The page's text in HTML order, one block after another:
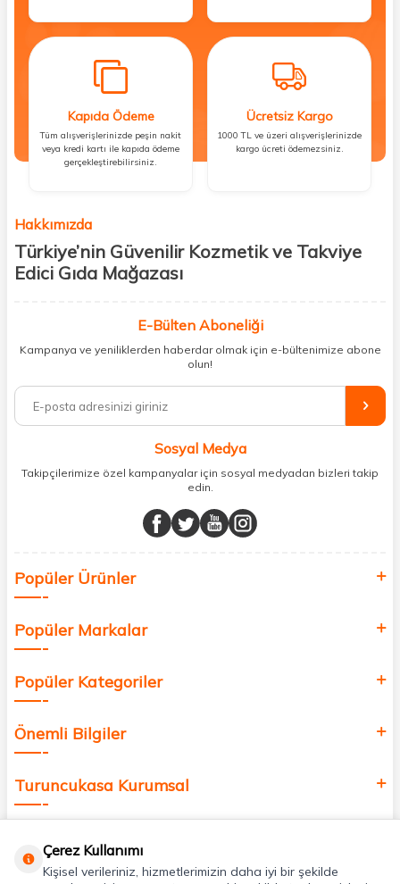
Kapıda Ödeme
Tüm alışverişlerinizde peşin nakit
veya kredi kartı ile kapıda ödeme
gerçekleştirebilirsiniz.
Ücretsiz Kargo
1000 TL ve üzeri alışverişlerinizde
kargo ücreti ödemezsiniz.
Hakkımızda
Türkiye’nin Güvenilir Kozmetik ve Takviye
Edici Gıda Mağazası
kişisel bakım hem de takviye edici gıda ürünlerini sizlerle
buluşturuyoruz. Artık mağaza mağaza dolaşmanıza gerek yok;
ihtiyacınız olan her şeyi tek bir çatı altında topluyor ve kapınıza kadar
%100 orijinal kozmetik ve sağlık ürünleriyle güzelliğinizi tamamlayabilir,
vücudunuzu desteklemek için güvenilir takviye edici gıdalara
minerallere kadar binlerce ürünü uygun fiyat ve hızlı kargo avantajıyla
sunuyoruz.
buluşturuyor ve online alışveriş deneyiminizi en iyi hale getiriyoruz.
Sağlık, güzellik ve iyi yaşam için aradığınız her şey burada!
değer katmak için bize katılın!
E-Bülten Aboneliği
Kampanya ve yeniliklerden haberdar olmak için e-bültenimize abone
olun!
Sosyal Medya
Takipçilerimize özel kampanyalar için sosyal medyadan bizleri takip
edin.
Popüler Ürünler
Popüler Markalar
Popüler Kategoriler
Önemli Bilgiler
Turuncukasa Kurumsal
Çerez Kullanımı
Kişisel verileriniz, hizmetlerimizin daha iyi bir şekilde